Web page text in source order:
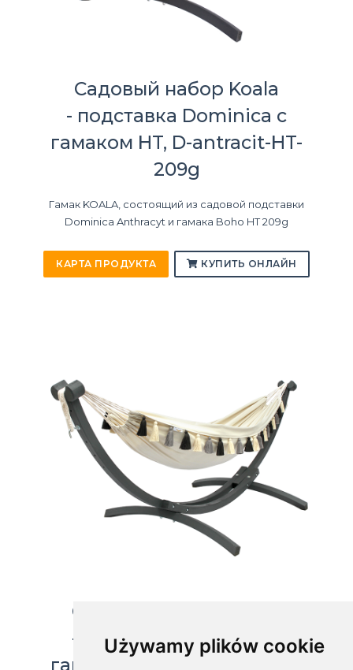
Używamy plików cookie
Садовый набор Koala
- подставка Dominica с
гамаком HT, D-antracit-HT-
209g
Гамак KOALA, состоящий из садовой подставки
Dominica Anthracyt и гамака Boho HT 209g
КАРТА ПРОДУКТА КУПИТЬ ОНЛАЙН
Садовый набор коала
- подставка Grenada с
гамаком HT, G-antracit-HT-